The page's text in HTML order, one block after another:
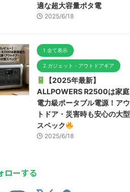
適な超大容量ポタ電
2025/6/18
1.全て表示
2.ガジェット・アウトドアギア
【2025年最新】
ALLPOWERS R2500は家庭
電力級ポータブル電源！アウ
トドア・災害時も安心の大型
スペック
2025/6/18
ローする